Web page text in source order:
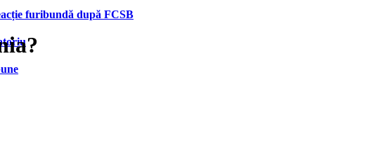
furibundă după FCSB